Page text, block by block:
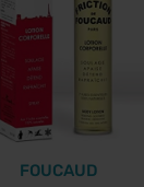
FOUCAUD